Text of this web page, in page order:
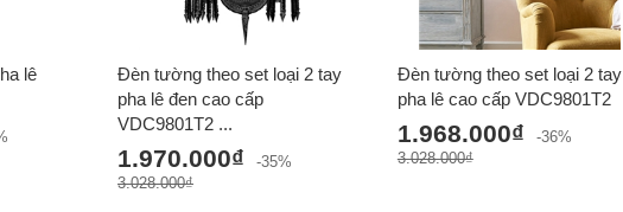
lê
Đèn tường theo set loại 2 tay
pha lê đen cao cấp
VDC9801T2 ...
1.970.000₫
-35%
3.028.000₫
Đèn tường theo set loại 2 tay
pha lê cao cấp VDC9801T2
1.968.000₫
-36%
3.028.000₫